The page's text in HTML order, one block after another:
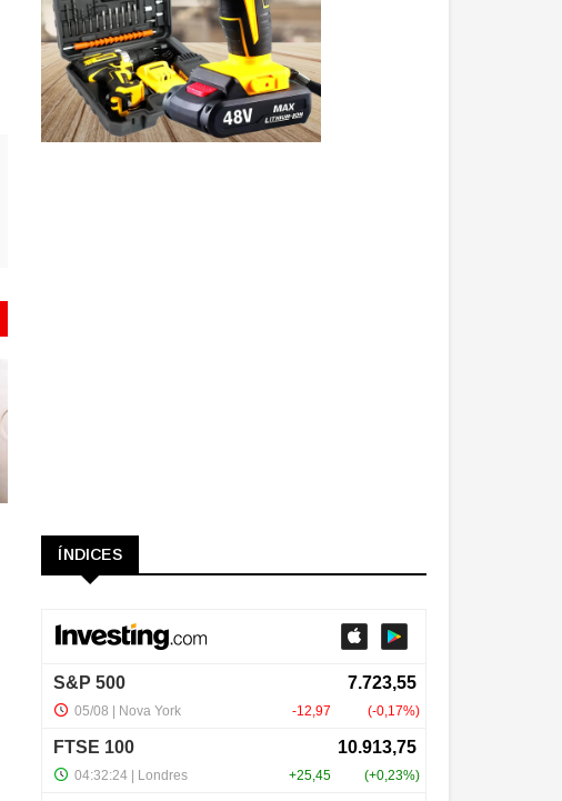
ÍNDICES